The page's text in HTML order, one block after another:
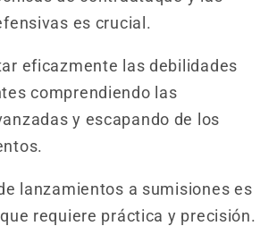
es crucial.
eficazmente las debilidades
comprendiendo las
y escapando de los
lanzamientos a sumisiones es
requiere práctica y precisión.